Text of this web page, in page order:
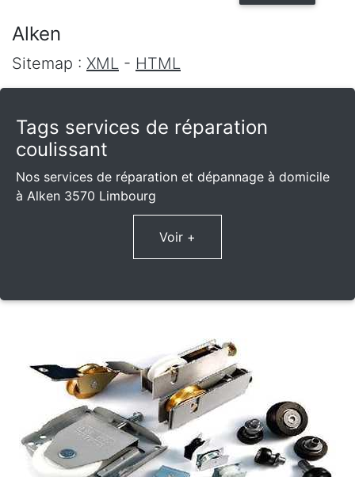
Alken
Sitemap : XML - HTML
Tags services de réparation
coulissant
Nos services de réparation et dépannage à domicile
à Alken 3570 Limbourg
Voir +